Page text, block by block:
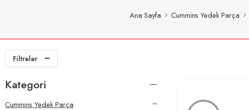
Ana Sayfa Cummins Yedek Parça
Filtreler
Kategori
Cummins Yedek Parça